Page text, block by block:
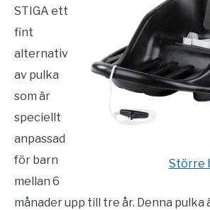
Större
STIGA ett
fint
alternativ
av pulka
som är
speciellt
anpassad
för barn
mellan 6
månader upp till tre år. Denna pulka